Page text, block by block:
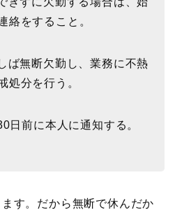
絡をすること。
ば無断欠勤し、業務に不熱
処分を行う。
日前に本人に通知する。
す。だから無断で休んだか